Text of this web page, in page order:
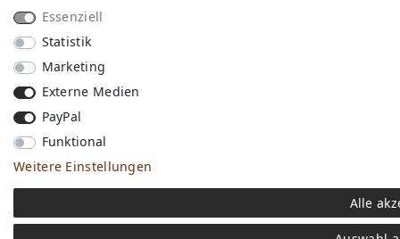
Essenziell
Statistik
Marketing
Externe Medien
PayPal
Funktional
Weitere Einstellungen
Alle